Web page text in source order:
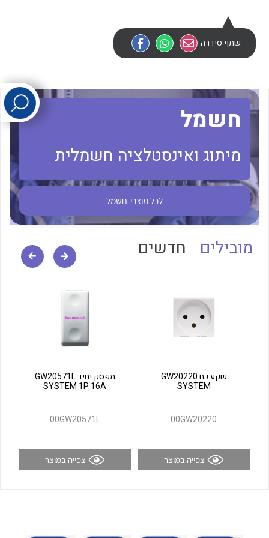
לכל מוצרי היצרן
לכל מוצרי היצרן לכל מוצרי היצרן
לכל מוצרי היצרן לכל מוצרי היצרן
שתף סידרה
חשמל
מיתוג ואינסטלציה חשמלית
לכל מוצרי חשמל
מובילים חדשים
שקע כח GW20220
SYSTEM
00GW20220
צפייה במוצר
מפסק יחיד GW20571L
SYSTEM 1P 16A
00GW20571L
צפייה במוצר